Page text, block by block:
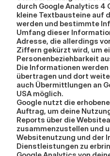
durch Google Analytics 4
kleine Textbausteine auf
werden und bestimmte
Umfang dieser
Adresse, die allerdings
Ziffern gekürzt wird, um
Personenbeziehbarkeit
Die Informationen werden
übertragen und dort
auch Übermittlungen an
USA möglich.
Google nutzt die
Auftrag, um deine
Reports über die
zusammenzustellen und
Websitenutzung und der
Dienstleistungen zu